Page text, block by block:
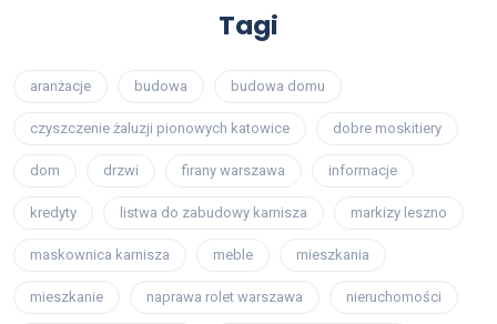
Tagi
aranżacje budowa budowa domu
czyszczenie żaluzji pionowych katowice dobre moskitiery
dom drzwi firany warszawa informacje
kredyty listwa do zabudowy karnisza markizy leszno
maskownica karnisza meble mieszkania
mieszkanie naprawa rolet warszawa nieruchomości